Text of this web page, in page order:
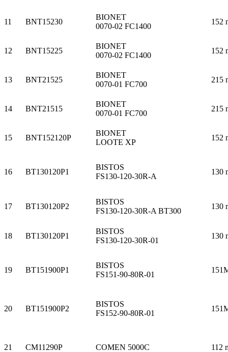
11 BNT15230
BIONET
0070-02 FC1400
152
12 BNT15225
BIONET
0070-02 FC1400
152
13 BNT21525
BIONET
0070-01 FC700
215
14 BNT21515
BIONET
0070-01 FC700
215
15 BNT152120P
BIONET
LOOTE XP
152
16 BT130120P1
BISTOS
FS130-120-30R-A
130
17 BT130120P2
BISTOS
FS130-120-30R-A BT300
130
18 BT130120P1
BISTOS
FS130-120-30R-01
130
19 BT151900P1
BISTOS
FS151-90-80R-01
20 BT151900P2
BISTOS
FS152-90-80R-01
21 CM11290P COMEN 5000C 112